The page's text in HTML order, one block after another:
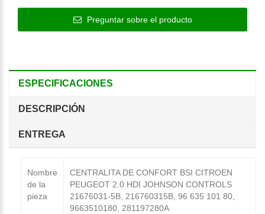
Preguntar sobre el producto
ESPECIFICACIONES
DESCRIPCIÓN
ENTREGA
Nombre
de la
pieza
CENTRALITA DE CONFORT BSI CITROEN
PEUGEOT 2.0 HDI JOHNSON CONTROLS
21676031-5B, 216760315B, 96 635 101 80,
9663510180, 281197280A